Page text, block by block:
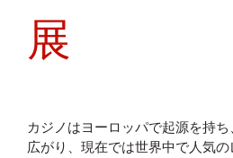
展
カジノはヨーロッパで起源を持
広がり、現在では世界中で人気